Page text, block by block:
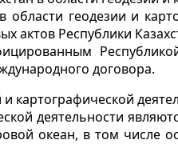
области геодезии и
актов Республики
договора.
картографической
деятельности
океан, в том числе